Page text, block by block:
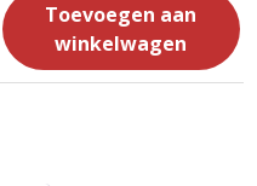
Toevoegen aan
winkelwagen